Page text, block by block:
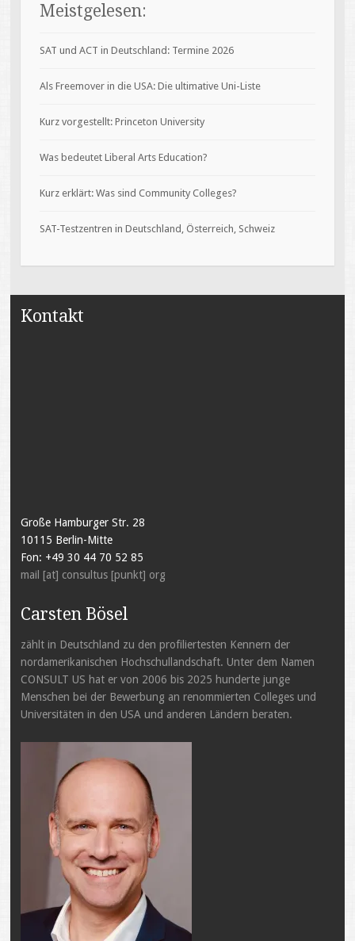
Meistgelesen:
SAT und ACT in Deutschland: Termine 2026
Als Freemover in die USA: Die ultimative Uni-Liste
Kurz vorgestellt: Princeton University
Was bedeutet Liberal Arts Education?
Kurz erklärt: Was sind Community Colleges?
SAT-Testzentren in Deutschland, Österreich, Schweiz
Kontakt
Große Hamburger Str. 28
10115 Berlin-Mitte
Fon: +49 30 44 70 52 85
mail [at] consultus [punkt] org
Carsten Bösel
zählt in Deutschland zu den profiliertesten Kennern der
nordamerikanischen Hochschullandschaft. Unter dem Namen
CONSULT US hat er von 2006 bis 2025 hunderte junge
Menschen bei der Bewerbung an renommierten Colleges und
Universitäten in den USA und anderen Ländern beraten.